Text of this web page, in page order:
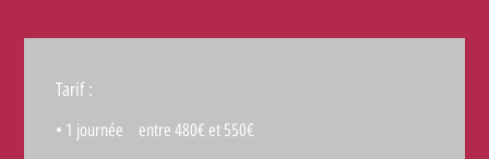
Tarif :
• 1 journée entre 480€ et 550€